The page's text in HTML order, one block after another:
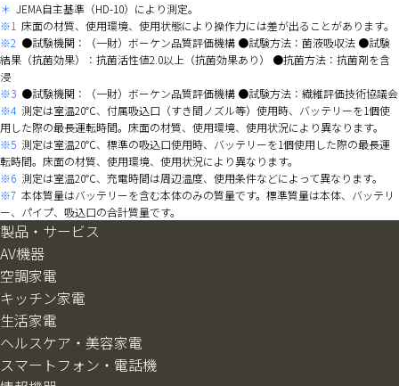
＊ JEMA自主基準（HD-10）により測定。
※1 床面の材質、使用環境、使用状態により操作力には差が出ることがあります。
※2 ●試験機関：（一財）ボーケン品質評価機構 ●試験方法：菌液吸収法 ●試験
結果（抗菌効果）：抗菌活性値2.0以上（抗菌効果あり） ●抗菌方法：抗菌剤を含
浸
※3 ●試験機関：（一財）ボーケン品質評価機構 ●試験方法：繊維評価技術協議会
※4 測定は室温20℃、付属吸込口（すき間ノズル等）使用時、バッテリーを1個使
用した際の最長運転時間。床面の材質、使用環境、使用状況により異なります。
※5 測定は室温20℃、標準の吸込口使用時、バッテリーを1個使用した際の最長運
転時間。床面の材質、使用環境、使用状況により異なります。
※6 測定は室温20℃、充電時間は周辺温度、使用条件などによって異なります。
※7 本体質量はバッテリーを含む本体のみの質量です。標準質量は本体、バッテリ
ー、パイプ、吸込口の合計質量です。
製品・サービス
AV機器
空調家電
キッチン家電
生活家電
ヘルスケア・美容家電
スマートフォン・電話機